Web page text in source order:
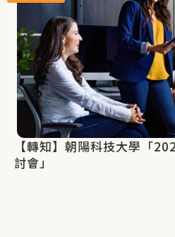
【轉知】朝陽科技大學「
討會」